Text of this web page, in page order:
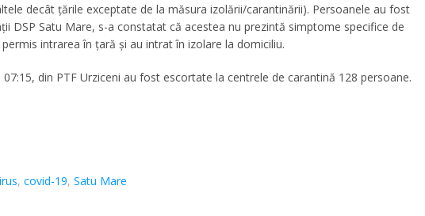
decât țările exceptate de la măsura izolării/carantinării). Persoanele au fost
DSP Satu Mare, s-a constatat că acestea nu prezintă simptome specifice de
intrarea în țară și au intrat în izolare la domiciliu.
din PTF Urziceni au fost escortate la centrele de carantină 128 persoane.
, covid-19, Satu Mare